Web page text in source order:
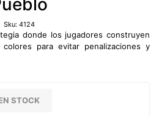
Sku: 4124
donde los jugadores construyen
para evitar penalizaciones y
STOCK